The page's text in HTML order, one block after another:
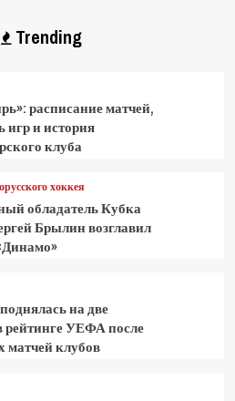
Trending
расписание матчей,
игр и история
клуба
хоккея
обладатель Кубка
Брылин возглавил
на две
рейтинге УЕФА после
клубов